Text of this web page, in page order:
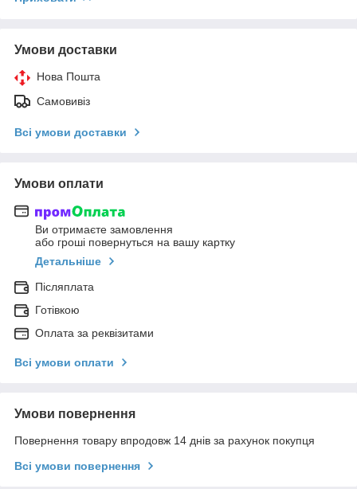
Умови доставки
Нова Пошта
Самовивіз
Всі умови доставки
Умови оплати
Ви отримаєте замовлення
або гроші повернуться на вашу картку
Детальніше
Післяплата
Готівкою
Оплата за реквізитами
Всі умови оплати
Умови повернення
Повернення товару впродовж 14 днів за рахунок покупця
Всі умови повернення